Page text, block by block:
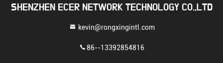
SHENZHEN ECER NETWORK TECHNOLOGY CO.,LTD
kevin@rongxingintl.com
86--13392854816